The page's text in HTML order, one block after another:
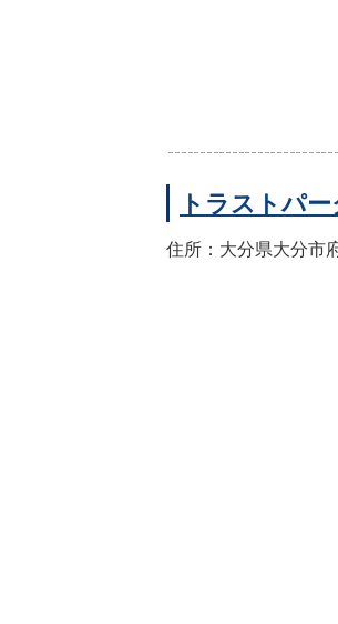
トラストパ
住所：大分県大分市